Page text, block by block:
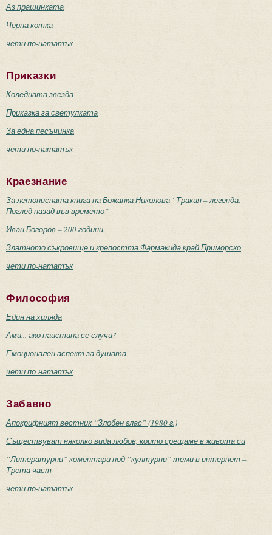
Аз прашинката
Черна котка
чети по-нататък
Приказки
Коледната звезда
Приказка за светулката
За една песъчинка
чети по-нататък
Краезнание
За летописната книга на Божанка Николова “Тракия – легенда.
Поглед назад във времето”
Иван Богоров – 200 години
Златното съкровище и крепостта Фармакида край Приморско
чети по-нататък
Философия
Един на хиляда
Ами... ако наистина се случи?
Емоционален аспект за душата
чети по-нататък
Забавно
Апокрифният вестник “Злобен глас” (1980 г.)
Съществуват няколко вида любов, които срещаме в живота си
“Литературни” коментари под “културни” теми в интернет –
Трета част
чети по-нататък